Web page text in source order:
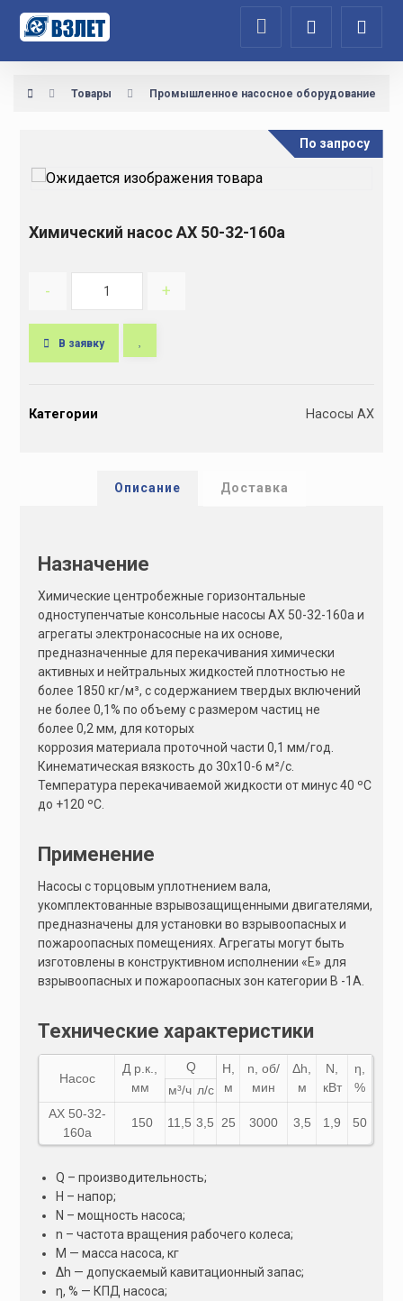
Товары Промышленное насосное оборудование
Химический насос АХ 50-32-160а
По запросу
- +
В заявку
tКатегории Насосы АХ
Описание Доставка
Назначение
Химические центробежные горизонтальные
одноступенчатые консольные насосы АХ 50-32-160а и
агрегаты электронасосные на их основе,
предназначенные для перекачивания химически
активных и нейтральных жидкостей плотностью не
более 1850 кг/м³, с содержанием твердых включений
не более 0,1% по объему с размером частиц не
более 0,2 мм, для которых
коррозия материала проточной части 0,1 мм/год.
Кинематическая вязкость до 30х10-6 м²/с.
Температура перекачиваемой жидкости от минус 40 ºС
до +120 ºС.
Применение
Насосы с торцовым уплотнением вала,
укомплектованные взрывозащищенными двигателями,
предназначены для установки во взрывоопасных и
пожароопасных помещениях. Агрегаты могут быть
изготовлены в конструктивном исполнении «Е» для
взрывоопасных и пожароопасных зон категории В -1А.
Технические характеристики
Насос
Д р.к.,
мм
Q
Н,
м
n, об/
мин
Δh,
м
N,
кВт
η,
%
м³/ч л/с
АХ 50-32-
160а
150 11,5 3,5 25 3000 3,5 1,9 50
Q – производительность;
Н – напор;
N – мощность насоса;
n – частота вращения рабочего колеса;
М — масса насоса, кг
Δh — допускаемый кавитационный запас;
η, % — КПД насоса;